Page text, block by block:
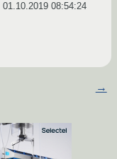
01.10.2019 08:54:24
→